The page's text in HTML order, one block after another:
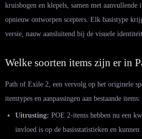
kruisbogen en klepels, samen met aanvullende
opnieuw ontworpen scepters. Elk basistype
versie, nauw aansluitend bij de visuele
Welke soorten items zijn er in
Path of Exile 2, een vervolg op het originele
itemtypes en aanpassingen aan bestaande items:
Uitrusting: POE 2-items hebben nu een
invloed is op de basisstatistieken en